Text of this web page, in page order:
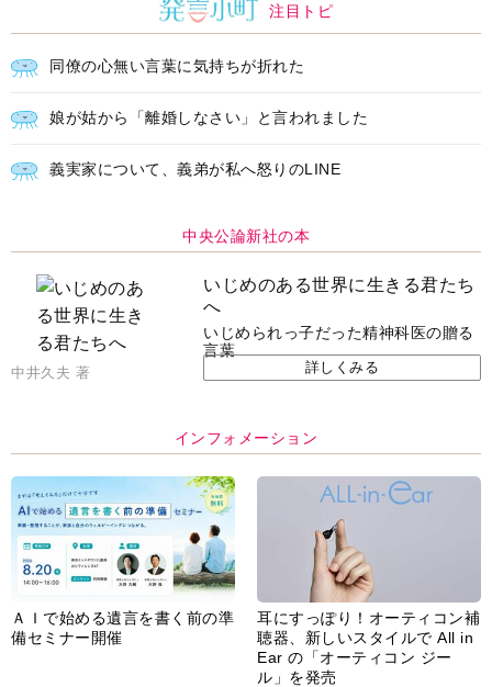
注目トピ
同僚の心無い言葉に気持ちが折れた
娘が姑から「離婚しなさい」と言われました
義実家について、義弟が私へ怒りのLINE
中央公論新社の本
いじめのある世界に生きる君たち
へ
いじめられっ子だった精神科医の贈る
言葉
中井久夫 著 詳しくみる
インフォメーション
ＡＩで始める遺言を書く前の準
備セミナー開催
耳にすっぽり！オーティコン補
聴器、新しいスタイルで All in
Ear の「オーティコン ジー
ル」を発売